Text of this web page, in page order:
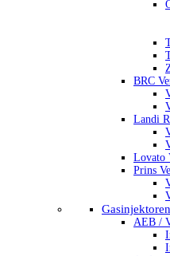
BRC
Landi
Lovato
Prins
Gasinjektoren
AEB /